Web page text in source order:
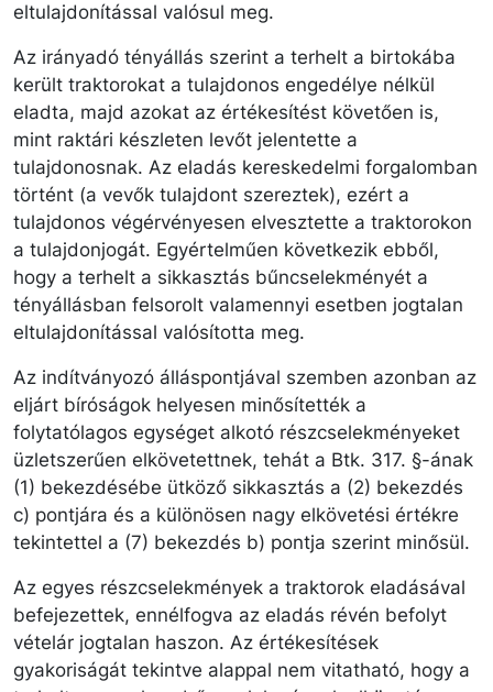
eltulajdonítással valósul meg.
Az irányadó tényállás szerint a terhelt a birtokába
került traktorokat a tulajdonos engedélye nélkül
eladta, majd azokat az értékesítést követően is,
mint raktári készleten levőt jelentette a
tulajdonosnak. Az eladás kereskedelmi forgalomban
történt (a vevők tulajdont szereztek), ezért a
tulajdonos végérvényesen elvesztette a traktorokon
a tulajdonjogát. Egyértelműen következik ebből,
hogy a terhelt a sikkasztás bűncselekményét a
tényállásban felsorolt valamennyi esetben jogtalan
eltulajdonítással valósította meg.
Az indítványozó álláspontjával szemben azonban az
eljárt bíróságok helyesen minősítették a
folytatólagos egységet alkotó részcselekményeket
üzletszerűen elkövetettnek, tehát a Btk. 317. §-ának
(1) bekezdésébe ütköző sikkasztás a (2) bekezdés
c) pontjára és a különösen nagy elkövetési értékre
tekintettel a (7) bekezdés b) pontja szerint minősül.
Az egyes részcselekmények a traktorok eladásával
befejezettek, ennélfogva az eladás révén befolyt
vételár jogtalan haszon. Az értékesítések
gyakoriságát tekintve alappal nem vitatható, hogy a